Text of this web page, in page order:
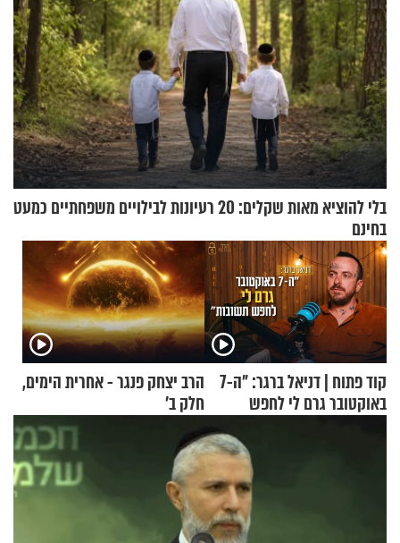
בלי להוציא מאות שקלים: 20 רעיונות לבילויים משפחתיים כמעט
בחינם
קוד פתוח | דניאל ברגר: "ה-7
באוקטובר גרם לי לחפש
הרב יצחק פנגר - אחרית הימים,
חלק ב’